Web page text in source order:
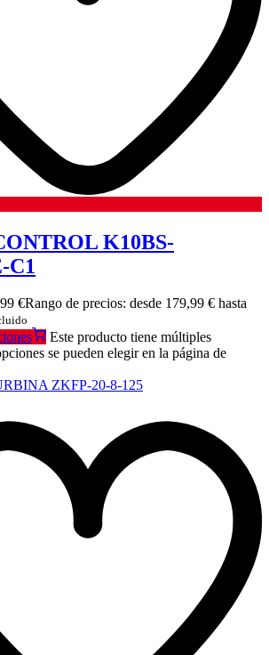
K10BS-
C1
€Rango de precios: desde 179,99 € hasta
Este producto tiene múltiples
se pueden elegir en la página de